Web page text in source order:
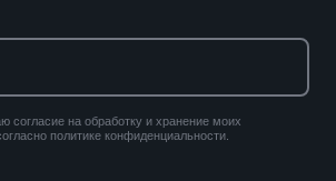
согласие на обработку и хранение моих
политике конфиденциальности.